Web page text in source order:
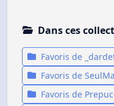
Dans ces
Favoris de
Favoris de
Favoris de